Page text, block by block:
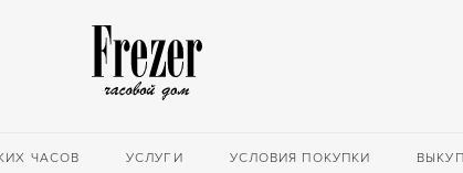
ЧАСОВ УСЛУГИ УСЛОВИЯ ПОКУПКИ